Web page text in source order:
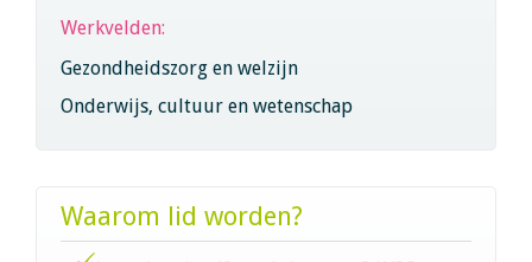
Werkvelden:
Gezondheidszorg en welzijn
Onderwijs, cultuur en wetenschap
Waarom lid worden?